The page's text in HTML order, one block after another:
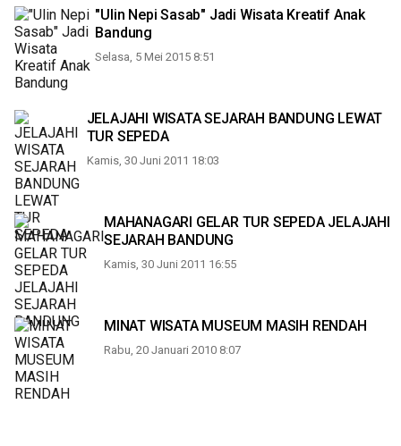
"Ulin Nepi Sasab" Jadi Wisata Kreatif Anak
Bandung
Selasa, 5 Mei 2015 8:51
JELAJAHI WISATA SEJARAH BANDUNG LEWAT
TUR SEPEDA
Kamis, 30 Juni 2011 18:03
MAHANAGARI GELAR TUR SEPEDA JELAJAHI
SEJARAH BANDUNG
Kamis, 30 Juni 2011 16:55
MINAT WISATA MUSEUM MASIH RENDAH
Rabu, 20 Januari 2010 8:07